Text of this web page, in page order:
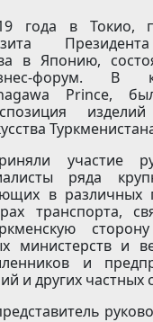
года в Токио,
в Японию,
форум. В
Prince,
изделий
участие
ряда
в различных
транспорта,
министерств и
и
и других частных